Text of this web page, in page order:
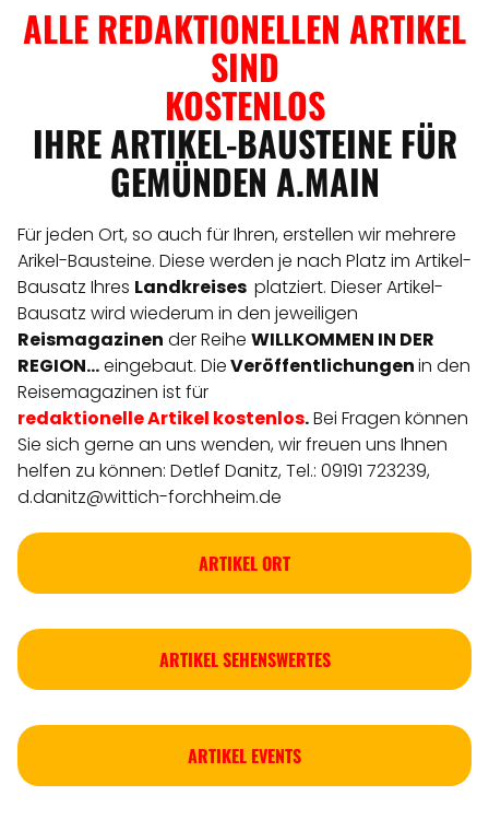
ALLE REDAKTIONELLEN ARTIKEL
SIND
KOSTENLOS
IHRE ARTIKEL-BAUSTEINE FÜR
GEMÜNDEN A.MAIN
Für jeden Ort, so auch für Ihren, erstellen wir mehrere
Arikel-Bausteine. Diese werden je nach Platz im Artikel-
Bausatz Ihres Landkreises platziert. Dieser Artikel-
Bausatz wird wiederum in den jeweiligen
Reismagazinen der Reihe WILLKOMMEN IN DER
REGION...eingebaut. DieVeröffentlichungenin den
Reisemagazinen ist für
redaktionelleArtikel kostenlos.Bei Fragen können
Sie sich gerne an uns wenden, wir freuen uns Ihnen
helfen zu können: Detlef Danitz, Tel.: 09191 723239,
d.danitz@wittich-forchheim.de
ARTIKEL ORT
ARTIKEL SEHENSWERTES
ARTIKEL EVENTS